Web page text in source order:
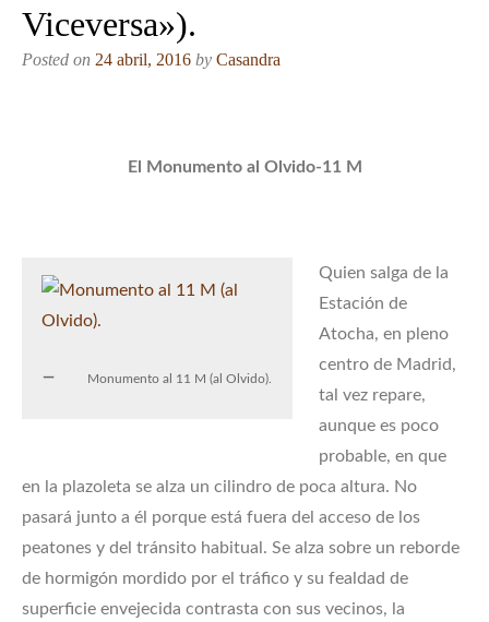
Viceversa»).
Posted on 24 abril, 2016 by Casandra
El Monumento al Olvido-11 M
Monumento al 11 M (al Olvido).
Quien salga de la
Estación de
Atocha, en pleno
centro de Madrid,
tal vez repare,
aunque es poco
probable, en que
en la plazoleta se alza un cilindro de poca altura. No
pasará junto a él porque está fuera del acceso de los
peatones y del tránsito habitual. Se alza sobre un reborde
de hormigón mordido por el tráfico y su fealdad de
superficie envejecida contrasta con sus vecinos, la